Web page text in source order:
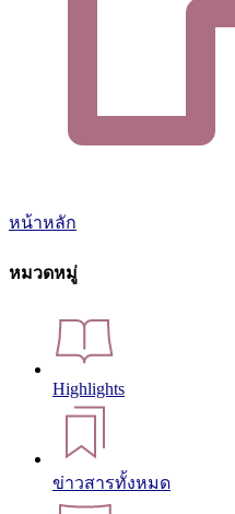
หน้าหลัก
หมวดหมู่
Highlights
ข่าวสารทั้งหมด